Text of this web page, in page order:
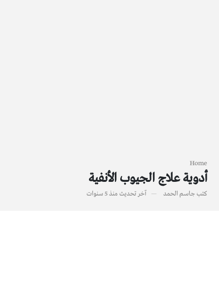
Home
أدوية علاج الجيوب الأنفية
كتبجاسم الحمد آخر تحديث منذ 5 سنوات